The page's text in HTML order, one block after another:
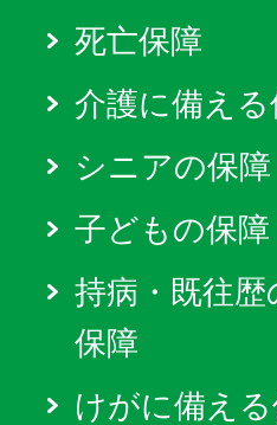
死亡保障
介護に備える
シニアの保障
子どもの保障
持病・既往
保障
けがに備え